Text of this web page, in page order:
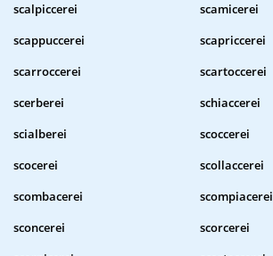
scalpiccerei
scamicerei
scappuccerei
scapriccerei
scarroccerei
scartoccerei
scerberei
schiaccerei
scialberei
scoccerei
scocerei
scollaccerei
scombacerei
scompiacerei
sconcerei
scorcerei